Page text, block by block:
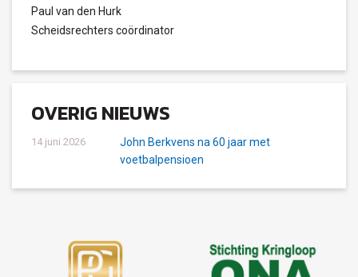
Paul van den Hurk
Scheidsrechters coördinator
OVERIG NIEUWS
14 juni 2026
John Berkvens na 60 jaar met
voetbalpensioen